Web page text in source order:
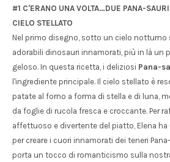
#1 C'ERANO UNA VOLTA…DUE PANA-
CIELO STELLATO
Nel primo disegno, sotto un cielo notturno
adorabili dinosauri innamorati, più in là un
geloso. In questa ricetta, i deliziosi Pana-
l'ingrediente principale. Il cielo stellato è
patate al forno a forma di stella e di luna,
da foglie di rucola fresca e croccante. Per
affettuoso e divertente del piatto, Elena
per creare i cuori innamorati dei teneri
porta un tocco di romanticismo sulla